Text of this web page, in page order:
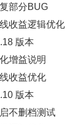
部分BUG
收益逻辑优化
版本
增益说明
收益优化
版本
不删档测试